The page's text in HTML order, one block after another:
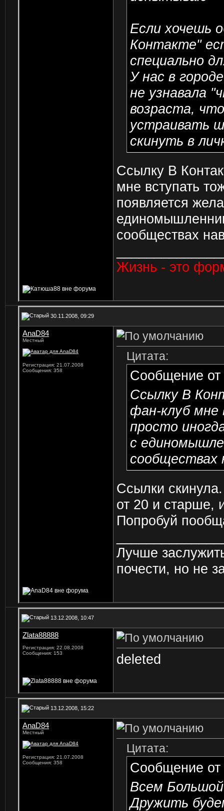
Если хочешь
Контакте"
специально
У нас в
не узнавала
возраста,
устраивать
скинуть в
Ссылку В
мне вступать
появляется
сообществах
Жизнь - это
30.11.2008, 09:29
AnaD84
Местный
Регистрация: 21.07.2008
Сообщения: 358
Цитата:
Сообщение от
Ссылку В
фан-клуб
просто
с
сообществах
Ссылки
от 20 и старше,
Попробуй
Лучше
почести, но не
13.12.2008, 10:47
Zlata88888
Регистрация: 22.08.2008
Сообщения: 153
deleted
13.12.2008, 15:22
AnaD84
Местный
Регистрация: 21.07.2008
Сообщения: 358
Цитата:
Сообщение от
Всем
Дружить